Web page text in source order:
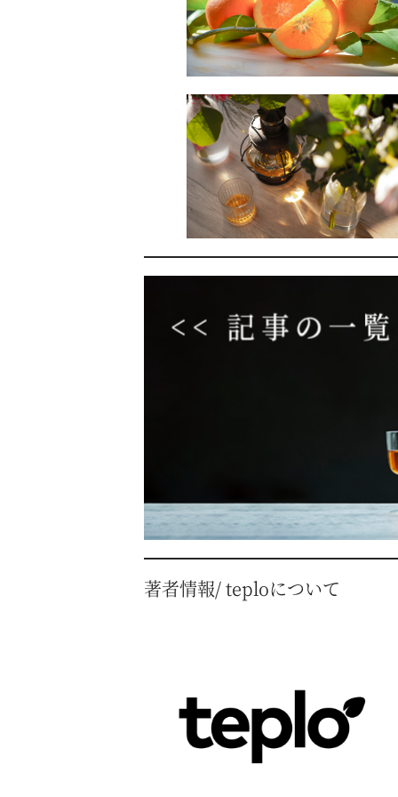
著者情報/ teploについて